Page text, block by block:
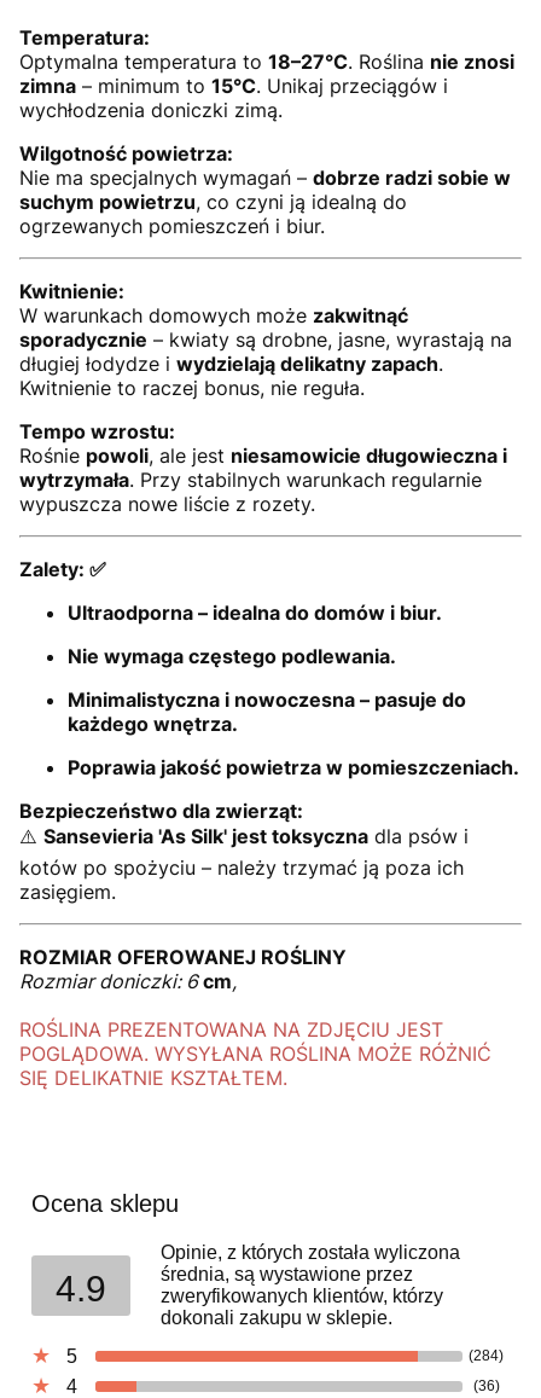
Temperatura:
Optymalna temperatura to 18–27°C. Roślina nie znosi
zimna – minimum to 15°C. Unikaj przeciągów i
wychłodzenia doniczki zimą.
Wilgotność powietrza:
Nie ma specjalnych wymagań – dobrze radzi sobie w
suchym powietrzu, co czyni ją idealną do
ogrzewanych pomieszczeń i biur.
Kwitnienie:
W warunkach domowych może zakwitnąć
sporadycznie – kwiaty są drobne, jasne, wyrastają na
długiej łodydze i wydzielają delikatny zapach.
Kwitnienie to raczej bonus, nie reguła.
Tempo wzrostu:
Rośnie powoli, ale jest niesamowicie długowieczna i
wytrzymała. Przy stabilnych warunkach regularnie
wypuszcza nowe liście z rozety.
Zalety: ✅
Ultraodporna – idealna do domów i biur.
Nie wymaga częstego podlewania.
Minimalistyczna i nowoczesna – pasuje do
każdego wnętrza.
Poprawia jakość powietrza w pomieszczeniach.
Bezpieczeństwo dla zwierząt:
⚠️ Sansevieria 'As Silk' jest toksyczna dla psów i
kotów po spożyciu – należy trzymać ją poza ich
zasięgiem.
ROZMIAR OFEROWANEJ ROŚLINY
Rozmiar doniczki: 6cm,
ROŚLINA PREZENTOWANA NA ZDJĘCIU JEST
POGLĄDOWA. WYSYŁANA ROŚLINA MOŻE RÓŻNIĆ
SIĘ DELIKATNIE KSZTAŁTEM.
Ocena sklepu
4.9
Opinie, z których została wyliczona
średnia, są wystawione przez
zweryfikowanych klientów, którzy
dokonali zakupu w sklepie.
5
(284)
4 (36)